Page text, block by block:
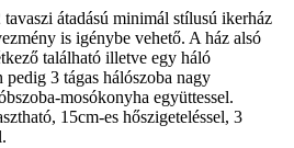
tavaszi átadású minimál stílusú ikerház
is igénybe vehető. A ház alsó
található illetve egy háló
3 tágas hálószoba nagy
mosókonyha együttessel.
15cm-es hőszigeteléssel, 3